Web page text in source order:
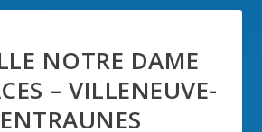
NOTRE DAME
– VILLENEUVE-